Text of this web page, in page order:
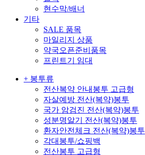
현수막/배너
기타
SALE 품목
마일리지 상품
약국오픈준비품목
프린트기 임대
+ 봉투류
전산복약 안내봉투 고급형
자살예방 전산(복약)봉투
국가 암검진 전산(복약)봉투
성분명알기 전산(복약)봉투
환자안전체크 전산(복약)봉투
각대봉투/쇼핑백
전산봉투 고급형